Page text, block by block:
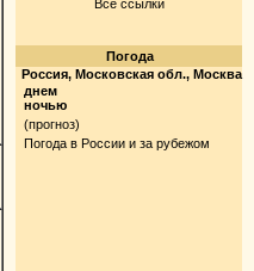
Все ссылки
Погода
Россия, Московская обл., Москва
днем
ночью
(прогноз)
Погода в России и за рубежом